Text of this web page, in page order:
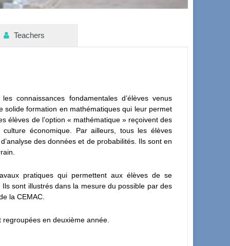
Teachers
connaissances fondamentales d’élèves venus
solide formation en mathématiques qui leur permet
élèves de l’option « mathématique » reçoivent des
culture économique. Par ailleurs, tous les élèves
des données et de probabilités. Ils sont en
pratiques qui permettent aux élèves de se
sont illustrés dans la mesure du possible par des
la CEMAC.
en deuxième année.